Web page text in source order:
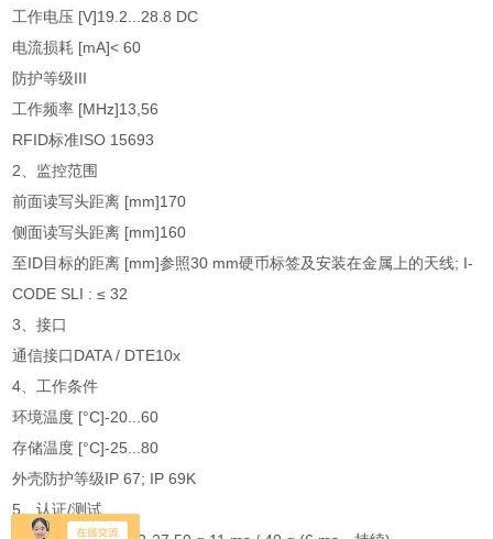
工作电压 [V]19.2...28.8 DC
电流损耗 [mA]< 60
防护等级III
工作频率 [MHz]13,56
RFID标准ISO 15693
2、监控范围
前面读写头距离 [mm]170
侧面读写头距离 [mm]160
至ID目标的距离 [mm]参照30 mm硬币标签及安装在金属上的天线; I-
CODE SLI : ≤ 32
3、接口
通信接口DATA / DTE10x
4、工作条件
环境温度 [°C]-20...60
存储温度 [°C]-25...80
外壳防护等级IP 67; IP 69K
5、认证/测试